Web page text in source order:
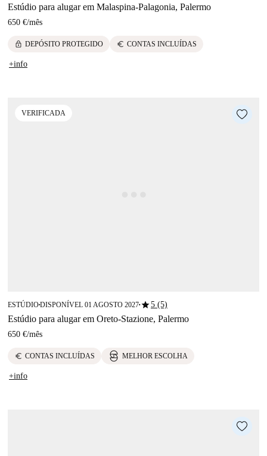
Estúdio para alugar em Malaspina-Palagonia, Palermo
650 €/mês
lock DEPÓSITO PROTEGIDO euro CONTAS INCLUÍDAS
+info
VERIFICADA
ESTÚDIO■DISPONÍVEL 01 AGOSTO 2027■star5 (5)
Estúdio para alugar em Oreto-Stazione, Palermo
650 €/mês
euro CONTAS INCLUÍDAS MELHOR ESCOLHA
+info